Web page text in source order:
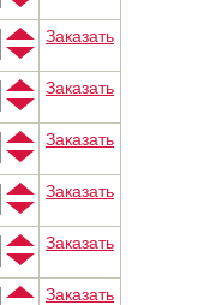
Заказать
Заказать
Заказать
Заказать
Заказать
Заказать